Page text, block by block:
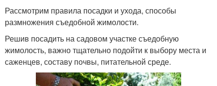
Рассмотрим правила посадки и ухода, способы
размножения съедобной жимолости.
Решив посадить на садовом участке съедобную
жимолость, важно тщательно подойти к выбору места и
саженцев, составу почвы, питательной среде.